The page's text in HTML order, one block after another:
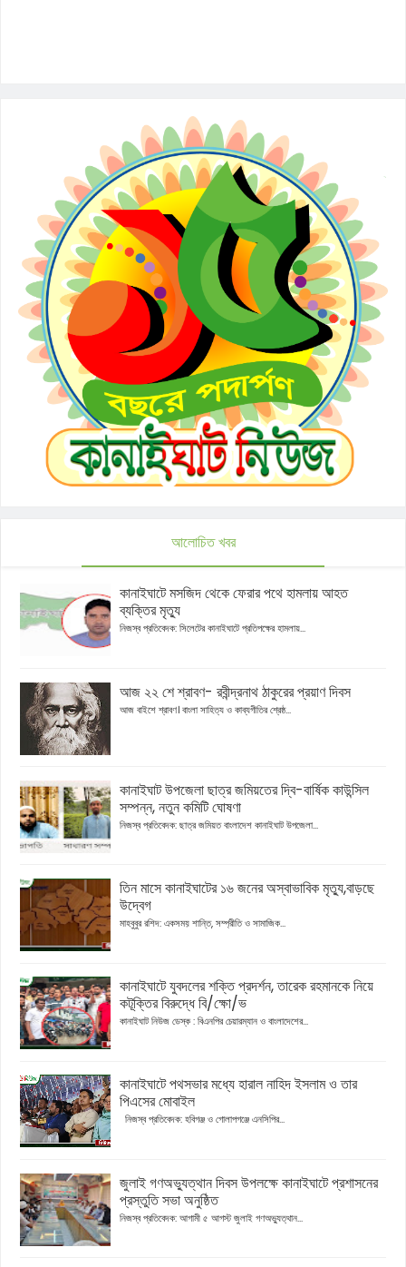
আলোচিত খবর
কানাইঘাটে মসজিদ থেকে ফেরার পথে হামলায় আহত
ব্যক্তির মৃত্যু
নিজস্ব প্রতিবেদক: সিলেটের কানাইঘাটে প্রতিপক্ষের হামলায়...
আজ ২২ শে শ্রাবণ- রবীন্দ্রনাথ ঠাকুরের প্রয়াণ দিবস
আজ বাইশে শ্রাবণ। বাংলা সাহিত্য ও কাব্যগীতির শ্রেষ্ঠ...
কানাইঘাট উপজেলা ছাত্র জমিয়তের দ্বি-বার্ষিক কাউন্সিল
সম্পন্ন, নতুন কমিটি ঘোষণা
নিজস্ব প্রতিবেদক: ছাত্র জমিয়ত বাংলাদেশ কানাইঘাট উপজেলা...
তিন মাসে কানাইঘাটের ১৬ জনের অস্বাভাবিক মৃত্যু,বাড়ছে
উদ্বেগ
মাহবুবুর রশিদ: একসময় শান্তি, সম্প্রীতি ও সামাজিক...
কানাইঘাটে যুবদলের শক্তি প্রদর্শন, তারেক রহমানকে নিয়ে
কটূক্তির বিরুদ্ধে বি/ক্ষো/ভ
কানাইঘাট নিউজ ডেস্ক : বিএনপির চেয়ারম্যান ও বাংলাদেশের...
কানাইঘাটে পথসভার মধ্যে হারাল নাহিদ ইসলাম ও তার
পিএসের মোবাইল
নিজস্ব প্রতিবেদক: হবিগঞ্জ ও গোলাপগঞ্জে এনসিপির...
জুলাই গণঅভ্যুত্থান দিবস উপলক্ষে কানাইঘাটে প্রশাসনের
প্রস্তুতি সভা অনুষ্ঠিত
নিজস্ব প্রতিবেদক: আগামী ৫ আগস্ট জুলাই গণঅভ্যুত্থান...